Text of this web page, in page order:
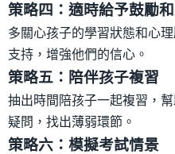
策略四：適時給予鼓勵
多關心孩子的學習狀態和心
支持，增強他們的信心。
策略五：陪伴孩子複習
抽出時間陪孩子一起複習，
疑問，找出薄弱環節。
策略六：模擬考試情景